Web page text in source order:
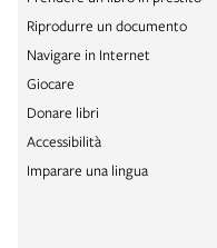
Riprodurre un documento
Navigare in Internet
Giocare
Donare libri
Accessibilità
Imparare una lingua